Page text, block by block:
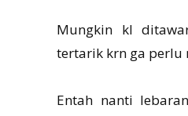
Mungkin kl
tertarik krn ga
Entah nanti